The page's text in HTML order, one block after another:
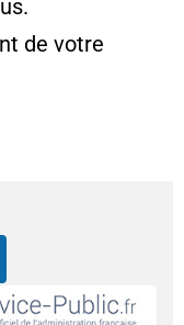
de votre